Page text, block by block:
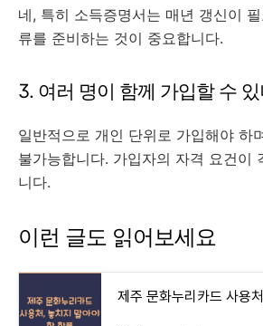
네, 특히 소득증명서는 매년 갱신이
류를 준비하는 것이 중요합니다.
3. 여러 명이 함께 가입할 수
일반적으로 개인 단위로 가입해야 하
불가능합니다. 가입자의 자격 요건이
니다.
이런 글도 읽어보세요